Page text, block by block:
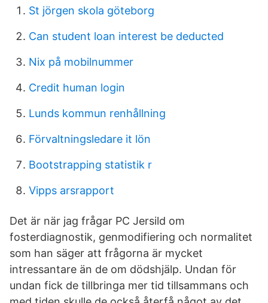
St jörgen skola göteborg
Can student loan interest be deducted
Nix på mobilnummer
Credit human login
Lunds kommun renhållning
Förvaltningsledare it lön
Bootstrapping statistik r
Vipps arsrapport
Det är när jag frågar PC Jersild om
fosterdiagnostik, genmodifiering och normalitet
som han säger att frågorna är mycket
intressantare än de om dödshjälp. Undan för
undan fick de tillbringa mer tid tillsammans och